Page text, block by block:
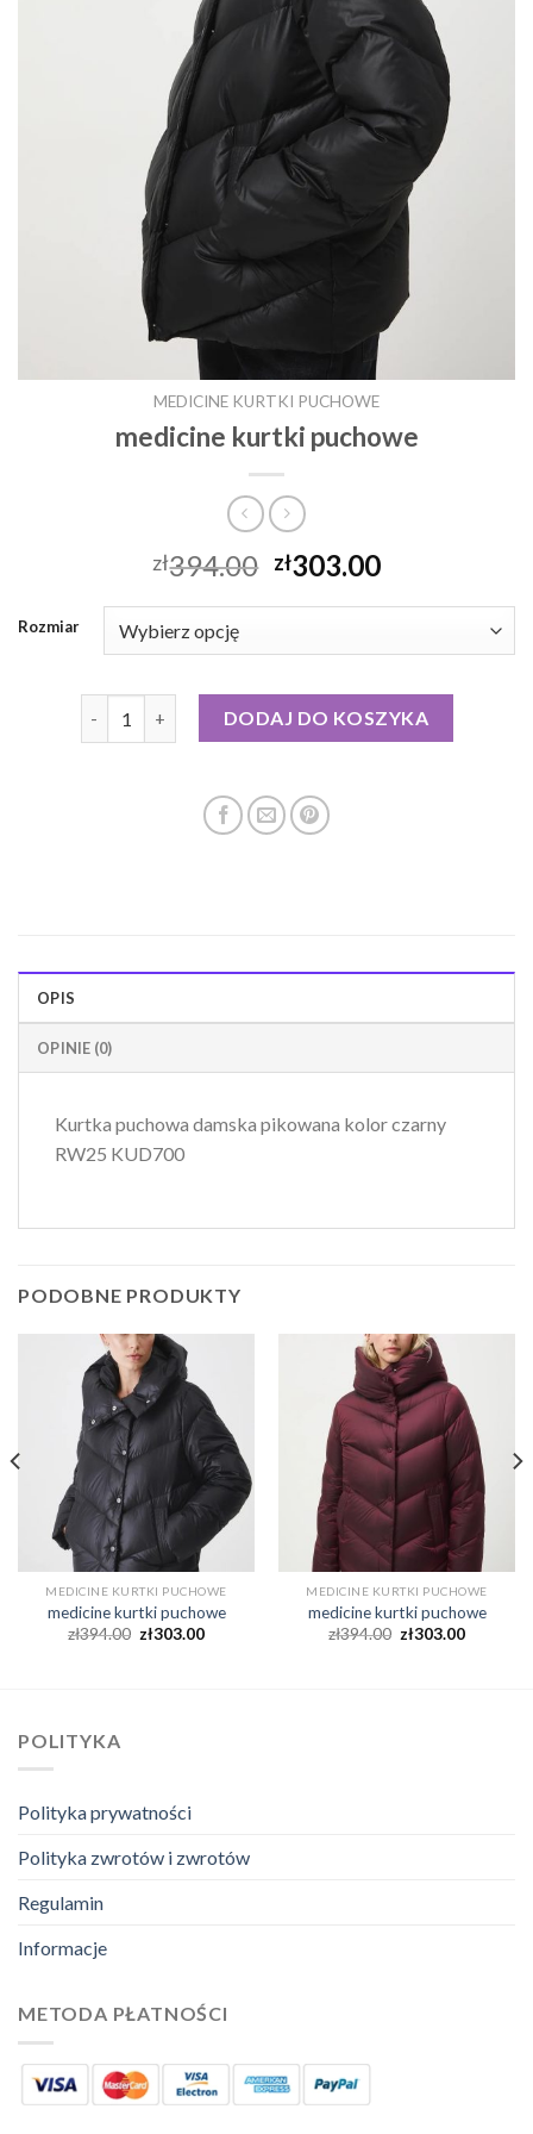
MEDICINE KURTKI PUCHOWE
medicine kurtki puchowe
zł394.00 zł303.00
Rozmiar
ilość medicine kurtki puchoweDODAJ DO KOSZYKA
OPIS
OPINIE (0)
Kurtka puchowa damska pikowana kolor czarny
RW25 KUD700
PODOBNE PRODUKTY
MEDICINE KURTKI PUCHOWE
medicine kurtki puchowe
zł394.00 zł303.00
MEDICINE KURTKI PUCHOWE
medicine kurtki puchowe
zł394.00 zł303.00
POLITYKA
Polityka prywatności
Polityka zwrotów i zwrotów
Regulamin
Informacje
METODA PŁATNOŚCI